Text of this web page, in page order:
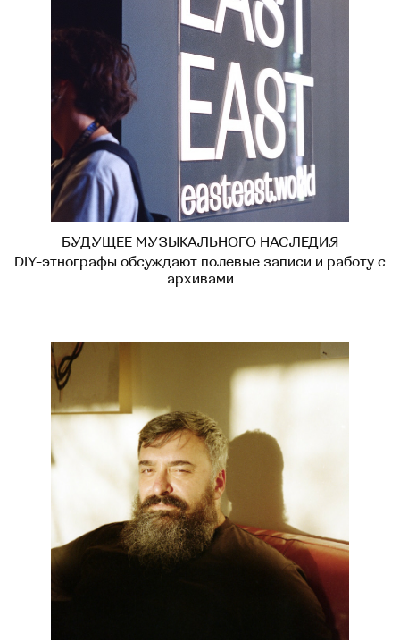
БУДУЩЕЕ МУЗЫКАЛЬНОГО НАСЛЕДИЯ
DIY-этнографы обсуждают полевые записи и работу с
архивами